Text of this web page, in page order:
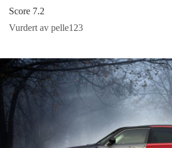
Score 7.2
Vurdert av pelle123